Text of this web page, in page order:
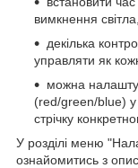
вимкнення світла,
декілька
управляти як
можна
(red/green/blue) у
стрічку
У розділі меню
ознайомитись з